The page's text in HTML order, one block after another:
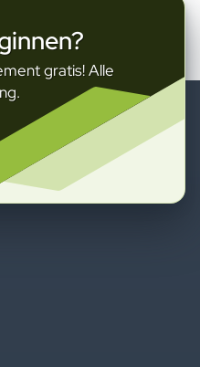
gratis! Alle